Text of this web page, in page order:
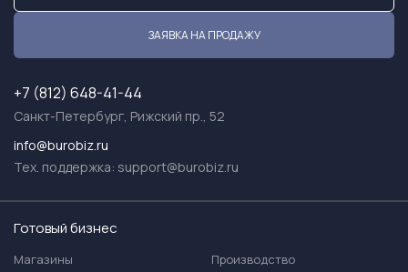
ЗАЯВКА НА ПРОДАЖУ
+7 (812) 648-41-44
Санкт-Петербург, Рижский пр., 52
info@burobiz.ru
Тех. поддержка: support@burobiz.ru
Готовый бизнес
Магазины
Производство